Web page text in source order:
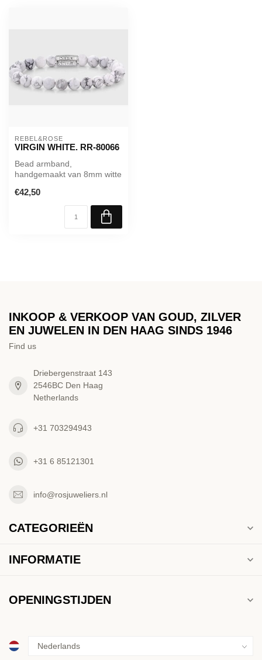
REBEL&ROSE
VIRGIN WHITE. RR-80066
Bead armband,
handgemaakt van 8mm witte
Rose sieraa...
€42,50
INKOOP & VERKOOP VAN GOUD, ZILVER
EN JUWELEN IN DEN HAAG SINDS 1946
Find us
Driebergenstraat 143
2546BC Den Haag
Netherlands
+31 703294943
+31 6 85121301
info@rosjuweliers.nl
CATEGORIEËN
INFORMATIE
OPENINGSTIJDEN